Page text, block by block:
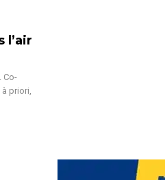
l’air
Co-
priori,